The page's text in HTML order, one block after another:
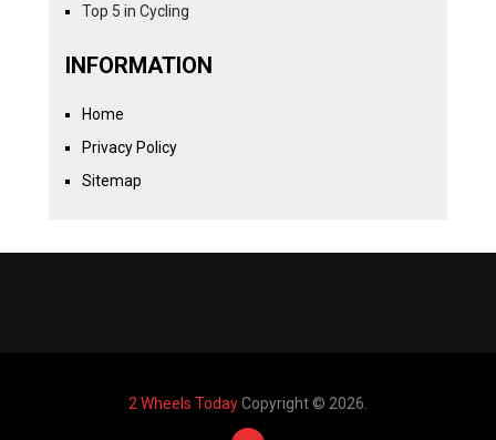
Top 5 in Cycling
INFORMATION
Home
Privacy Policy
Sitemap
2 Wheels TodayCopyright © 2026.